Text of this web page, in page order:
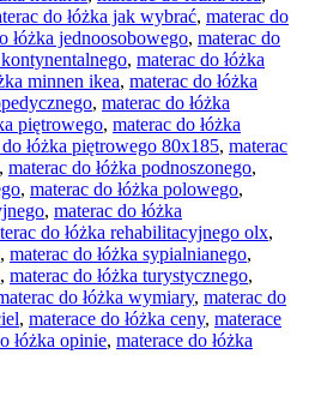
do łóżka jak wybrać, materac do
łóżka jednoosobowego, materac do
, materac do łóżka
minnen ikea, materac do łóżka
, materac do łóżka
piętrowego, materac do łóżka
łóżka piętrowego 80x185, materac
, materac do łóżka podnoszonego,
, materac do łóżka polowego,
, materac do łóżka
do łóżka rehabilitacyjnego olx,
, materac do łóżka sypialnianego,
, materac do łóżka turystycznego,
do łóżka wymiary, materac do
, materace do łóżka ceny, materace
łóżka opinie, materace do łóżka